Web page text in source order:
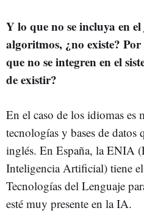
Y lo que no se incluya en el
algoritmos, ¿no existe?
que no se integren en el
de existir?
En el caso de los idiomas es
tecnologías y bases de datos
inglés. En España, la ENIA
Inteligencia Artificial) tiene
Tecnologías del Lenguaje
esté muy presente en la IA.